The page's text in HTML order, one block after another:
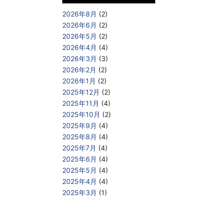
2026年8月 (2)
2026年6月 (2)
2026年5月 (2)
2026年4月 (4)
2026年3月 (3)
2026年2月 (2)
2026年1月 (2)
2025年12月 (2)
2025年11月 (4)
2025年10月 (2)
2025年9月 (4)
2025年8月 (4)
2025年7月 (4)
2025年6月 (4)
2025年5月 (4)
2025年4月 (4)
2025年3月 (1)